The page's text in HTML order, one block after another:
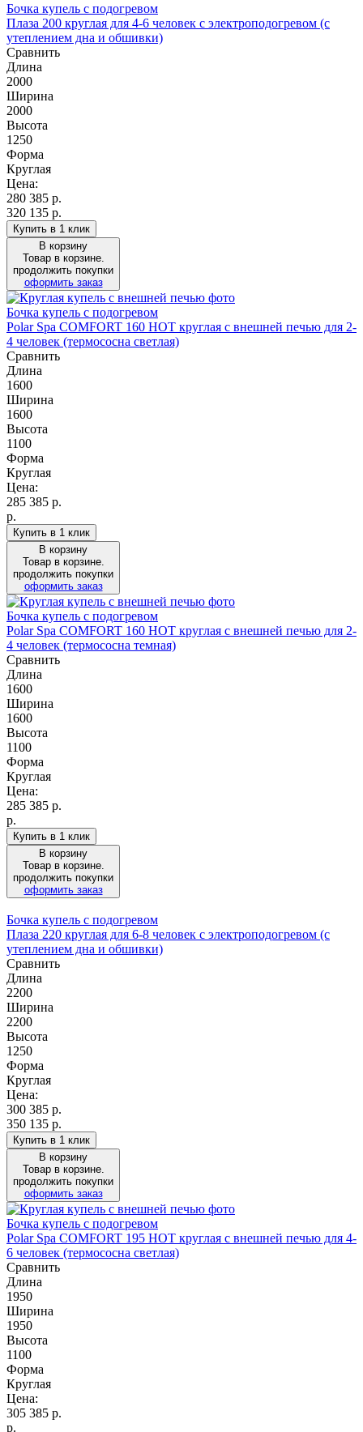
Бочка купель с подогревом
Плаза 200 круглая для 4-6 человек с электроподогревом (с
утеплением дна и обшивки)
Сравнить
Длина
2000
Ширина
2000
Высота
1250
Форма
Круглая
Цена:
280 385 р.
320 135 р.
Купить в 1 клик
В корзину
Товар в корзине.
продолжить покупки
оформить заказ
Бочка купель с подогревом
Polar Spa COMFORT 160 HOT круглая с внешней печью для 2-
4 человек (термососна светлая)
Сравнить
Длина
1600
Ширина
1600
Высота
1100
Форма
Круглая
Цена:
285 385 р.
р.
Купить в 1 клик
В корзину
Товар в корзине.
продолжить покупки
оформить заказ
Бочка купель с подогревом
Polar Spa COMFORT 160 HOT круглая с внешней печью для 2-
4 человек (термососна темная)
Сравнить
Длина
1600
Ширина
1600
Высота
1100
Форма
Круглая
Цена:
285 385 р.
р.
Купить в 1 клик
В корзину
Товар в корзине.
продолжить покупки
оформить заказ
Бочка купель с подогревом
Плаза 220 круглая для 6-8 человек с электроподогревом (с
утеплением дна и обшивки)
Сравнить
Длина
2200
Ширина
2200
Высота
1250
Форма
Круглая
Цена:
300 385 р.
350 135 р.
Купить в 1 клик
В корзину
Товар в корзине.
продолжить покупки
оформить заказ
Бочка купель с подогревом
Polar Spa COMFORT 195 HOT круглая с внешней печью для 4-
6 человек (термососна светлая)
Сравнить
Длина
1950
Ширина
1950
Высота
1100
Форма
Круглая
Цена:
305 385 р.
р.